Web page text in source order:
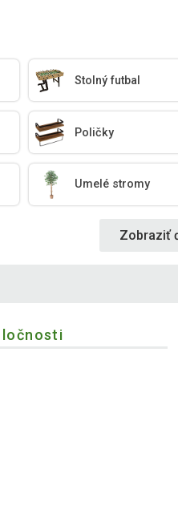
Stolný futbal
Poličky
Umelé stromy
Zobraziť